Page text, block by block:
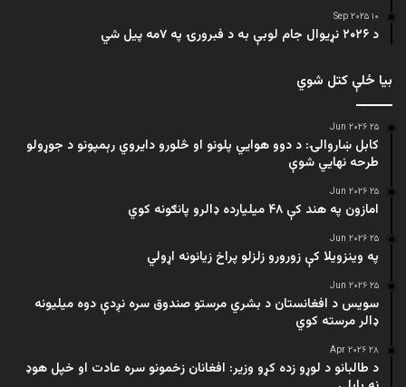
۱۰ Sep ۲۰۲۵
د ۲۰۲۶ نړیوال جام لوبې به د فبرورۍ په ۷مه پیل شي
بیا ځلې کتل شوي
۲۵ Jun ۲۰۲۶
کابل ښاروالۍ: د دوو هوايي پلونو او څلورو دایروي رېمپونو د جوړولو
طرحه نهایي شوې
۲۵ Jun ۲۰۲۶
امازون په هند کې ۴۸ میلیارده ډالرو پانګونه کوي
۲۵ Jun ۲۰۲۶
په وینزویلا کې زورورو زلزلو پراخ زیانونه اړولي
۲۵ Jun ۲۰۲۶
سویس د افغانستان د بشري مرستو صندوق سره نږدې دوه میلیونه
ډالر مرسته کوي
۲۸ Apr ۲۰۲۶
د طالبانو د لوړو زده کړو وزیر: افغانان زخمونو سره عادت او خپل هوډ